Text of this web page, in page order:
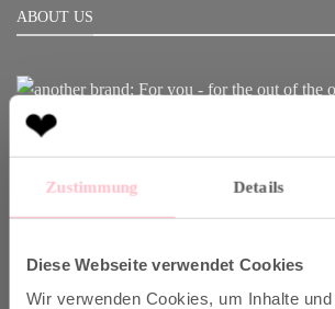
Zustimmung Details
Diese Webseite verwendet Cookies
Wir verwenden Cookies, um Inhalte
ABOUT US
Born in Munich.
Inspiring Designs.
Naturally sustainable.
sustainable production.